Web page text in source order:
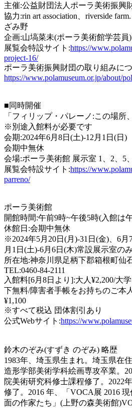
主催:公益財団法人ポーラ美術振興
協力:rin art association、riverside
ざみ野
企画:山塙菜未(ポーラ美術館学芸員)
展覧会特設サイト:https://
project-16/
ポーラ美術振興財団の取り組みに
https://www.polamuseum.or.jp/about/
■同時開催
「フィリップ・パレーノ:この場所
※別途入館料が必要です
会期:2024年6月8日(土)-12月1日(日)
会期中無休
会場:ポーラ美術館 展示室 1、2、5
展覧会特設サイト:https://
parreno/
ポーラ美術館
開館時間:午前9時~午後5時(入館は
休館日:会期中無休
※2024年5月20日(月)-31日(金)、6
月1日(土)-6月6日(木)常設展示室の
所在地:神奈川県足柄下郡箱根町仙
TEL:0460-84-2111
入館料[6月8日より]:大人¥2,200/大
下無料/障害者手帳をお持ちのご本
¥1,100
※すべて税込 団体割引あり
公式Webサイト:https://
鈴木のぞみ(すずき のぞみ) 略歴
1983年、埼玉県生まれ。埼玉県在
造形学部美術学科絵画専攻卒業。
院美術研究科修士課程修了。2022
修了。2016 年、「VOCA展 2016
面の作家たち」(上野の森美術館